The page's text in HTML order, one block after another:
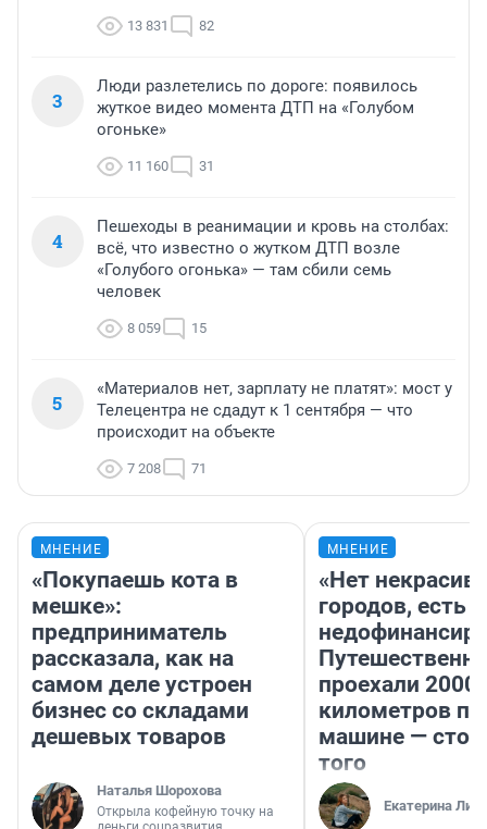
13 831 82
3
Люди разлетелись по дороге: появилось
жуткое видео момента ДТП на «Голубом
огоньке»
11 160 31
4
Пешеходы в реанимации и кровь на столбах:
всё, что известно о жутком ДТП возле
«Голубого огонька» — там сбили семь
человек
8 059 15
5
«Материалов нет, зарплату не платят»: мост у
Телецентра не сдадут к 1 сентября — что
происходит на объекте
7 208 71
МНЕНИЕ
«Покупаешь кота в
мешке»:
предприниматель
рассказала, как на
самом деле устроен
бизнес со складами
дешевых товаров
Наталья Шорохова
Открыла кофейную точку на
МНЕНИЕ
«Нет
городов, есть
проехали 2000
километров по
машине —
того
Екатерина